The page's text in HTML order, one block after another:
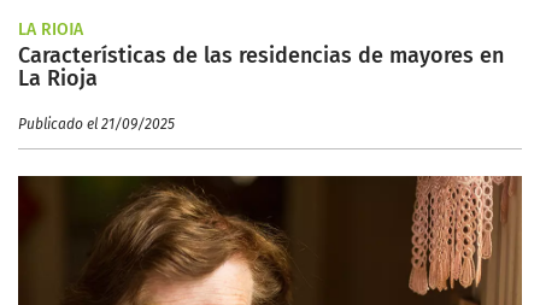
LA RIOJA
Características de las residencias de mayores en
La Rioja
Publicado el 21/09/2025